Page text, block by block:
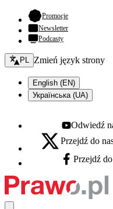
Promocje- otwiera się w
Newsletter
Podcasty
Zmień język - bieżący:
PL Zmień język strony
English (EN)
Українська (UA)
Youtube -
Odwiedź
X - otwiera się w nowej
Przejdź do
Facebook -
Przejdź